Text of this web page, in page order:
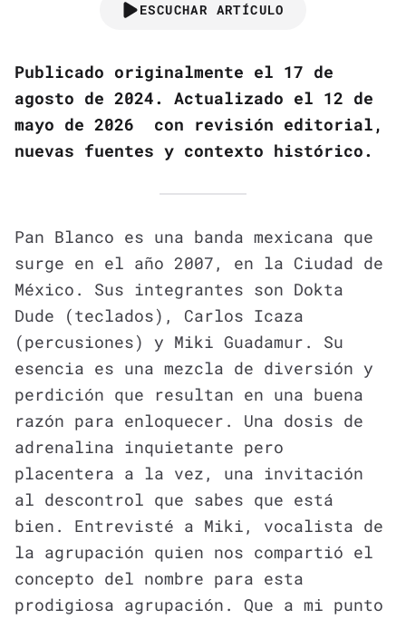
ESCUCHAR ARTÍCULO
Publicado originalmente el 17 de
agosto de 2024. Actualizado el 12 de
mayo de 2026
con revisión editorial,
nuevas fuentes y contexto histórico.
Pan Blanco es una banda mexicana que
surge en el año 2007, en la Ciudad de
México. Sus integrantes son Dokta
Dude (teclados), Carlos Icaza
(percusiones) y Miki Guadamur. Su
esencia es una mezcla de diversión y
perdición que resultan en una buena
razón para enloquecer. Una dosis de
adrenalina inquietante pero
placentera a la vez, una invitación
al descontrol que sabes que está
bien. Entrevisté a Miki, vocalista de
la agrupación quien nos compartió el
concepto del nombre para esta
prodigiosa agrupación. Que a mi punto